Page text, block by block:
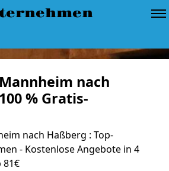
nach
% Gratis-
nach Haßberg : Top-
- Kostenlose Angebote in 4
81€